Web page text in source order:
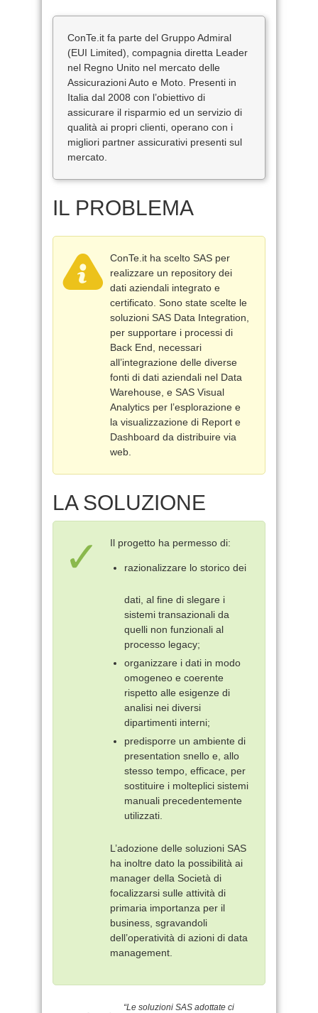
ConTe.it fa parte del Gruppo Admiral
(EUI Limited), compagnia diretta Leader
nel Regno Unito nel mercato delle
Assicurazioni Auto e Moto. Presenti in
Italia dal 2008 con l’obiettivo di
assicurare il risparmio ed un servizio di
qualità ai propri clienti, operano con i
migliori partner assicurativi presenti sul
mercato.
IL PROBLEMA
ConTe.it ha scelto SAS per
realizzare un repository dei
dati aziendali integrato e
certificato. Sono state scelte le
soluzioni SAS Data Integration,
per supportare i processi di
Back End, necessari
all’integrazione delle diverse
fonti di dati aziendali nel Data
Warehouse, e SAS Visual
Analytics per l’esplorazione e
la visualizzazione di Report e
Dashboard da distribuire via
web.
LA SOLUZIONE
Il progetto ha permesso di:
razionalizzare lo storico dei
dati, al fine di slegare i
sistemi transazionali da
quelli non funzionali al
processo legacy;
organizzare i dati in modo
omogeneo e coerente
rispetto alle esigenze di
analisi nei diversi
dipartimenti interni;
predisporre un ambiente di
presentation snello e, allo
stesso tempo, efficace, per
sostituire i molteplici sistemi
manuali precedentemente
utilizzati.
L’adozione delle soluzioni SAS
ha inoltre dato la possibilità ai
manager della Società di
focalizzarsi sulle attività di
primaria importanza per il
business, sgravandoli
dell’operatività di azioni di data
management.
“Le soluzioni SAS adottate ci